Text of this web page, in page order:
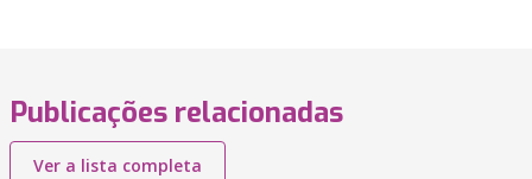
Publicações relacionadas
Ver a lista completa